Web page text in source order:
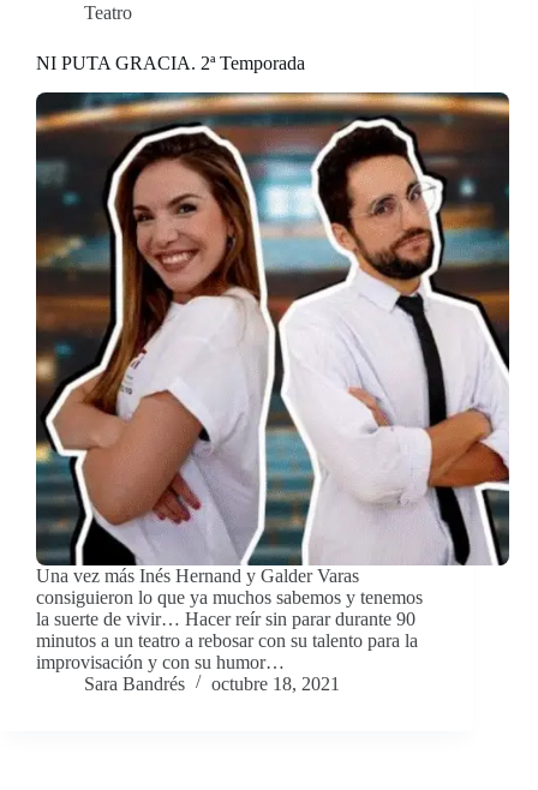
Teatro
NI PUTA GRACIA. 2ª Temporada
Una vez más Inés Hernand y Galder Varas
consiguieron lo que ya muchos sabemos y tenemos
la suerte de vivir… Hacer reír sin parar durante 90
minutos a un teatro a rebosar con su talento para la
improvisación y con su humor…
Sara Bandrés
octubre 18, 2021